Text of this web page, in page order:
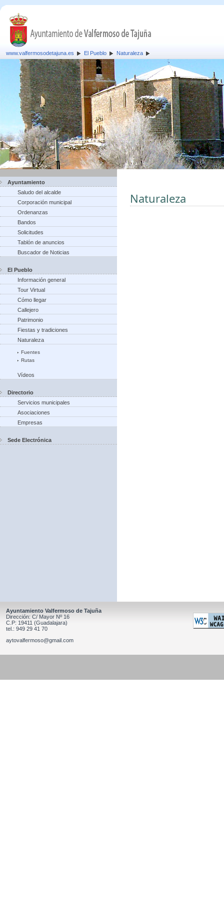
www.valfermosodetajuna.es El Pueblo Naturaleza
Ayuntamiento
Saludo del alcalde
Corporación municipal
Ordenanzas
Bandos
Solicitudes
Tablón de anuncios
Buscador de Noticias
El Pueblo
Información general
Tour Virtual
Cómo llegar
Callejero
Patrimonio
Fiestas y tradiciones
Naturaleza
Fuentes
Rutas
Vídeos
Directorio
Servicios municipales
Asociaciones
Empresas
Sede Electrónica
Naturaleza
Ayuntamiento Valfermoso de Tajuña
Dirección: C/ Mayor Nº 16
C.P: 19411 (Guadalajara)
tel.: 949 29 41 70
aytovalfermoso@gmail.com